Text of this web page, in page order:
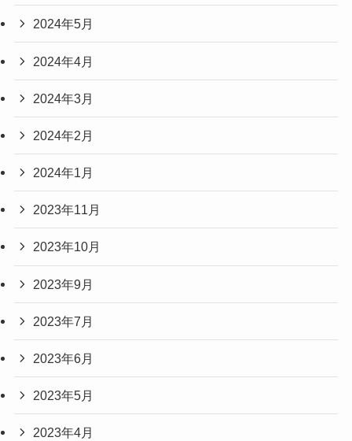
2024年5月
2024年4月
2024年3月
2024年2月
2024年1月
2023年11月
2023年10月
2023年9月
2023年7月
2023年6月
2023年5月
2023年4月